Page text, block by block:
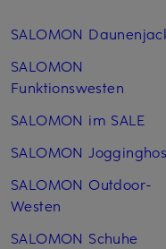
SALOMON
SALOMON
Funktionswesten
SALOMON im SALE
SALOMON
SALOMON Outdoor-
Westen
SALOMON Schuhe